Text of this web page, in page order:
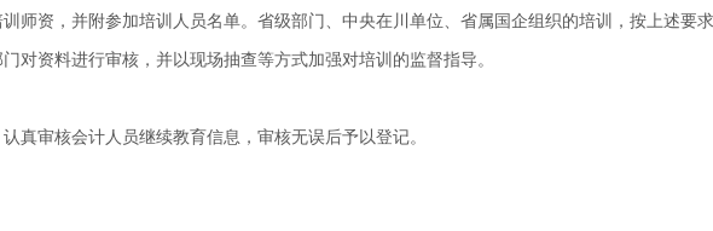
师资，并附参加培训人员名单。省级部门、中央在川单位、省属国企组织的培训，按上述要
对资料进行审核，并以现场抽查等方式加强对培训的监督指导。
真审核会计人员继续教育信息，审核无误后予以登记。